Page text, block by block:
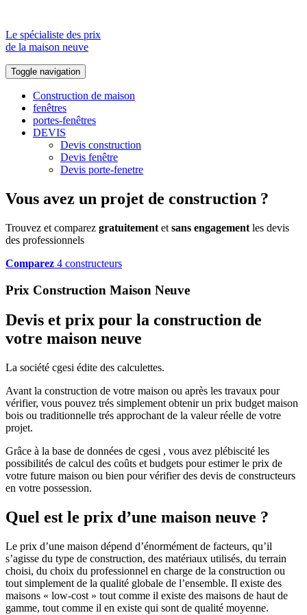
Le spécialiste des prix
de la maison neuve
Toggle navigation
Construction de maison
fenêtres
portes-fenêtres
DEVIS
Devis construction
Devis fenêtre
Devis porte-fenetre
Vous avez un projet de construction ?
Trouvez et comparez gratuitement et sans engagement les devis
des professionnels
Comparez 4 constructeurs
Prix Construction Maison Neuve
Devis et prix pour la construction de
votre maison neuve
La société cgesi édite des calculettes.
Avant la construction de votre maison ou après les travaux pour
vérifier, vous pouvez trés simplement obtenir un prix budget maison
bois ou traditionnelle trés approchant de la valeur réelle de votre
projet.
Grâce à la base de données de cgesi , vous avez plébiscité les
possibilités de calcul des coûts et budgets pour estimer le prix de
votre future maison ou bien pour vérifier des devis de constructeurs
en votre possession.
Quel est le prix d’une maison neuve ?
Le prix d’une maison dépend d’énormément de facteurs, qu’il
s’agisse du type de construction, des matériaux utilisés, du terrain
choisi, du choix du professionnel en charge de la construction ou
tout simplement de la qualité globale de l’ensemble. Il existe des
maisons « low-cost » tout comme il existe des maisons de haut de
gamme, tout comme il en existe qui sont de qualité moyenne.